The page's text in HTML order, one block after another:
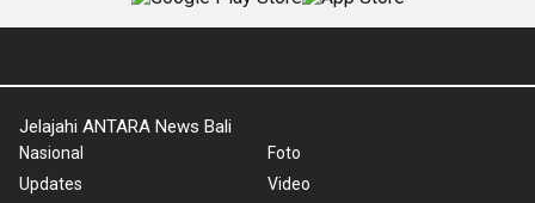
Jelajahi ANTARA News Bali
Nasional
Updates
Foto
Video